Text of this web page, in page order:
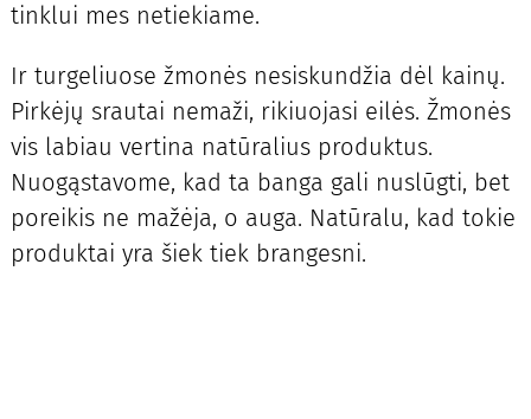
tinklui mes netiekiame.
Ir turgeliuose žmonės nesiskundžia dėl kainų.
Pirkėjų srautai nemaži, rikiuojasi eilės. Žmonės
vis labiau vertina natūralius produktus.
Nuogąstavome, kad ta banga gali nuslūgti, bet
poreikis ne mažėja, o auga. Natūralu, kad tokie
produktai yra šiek tiek brangesni.